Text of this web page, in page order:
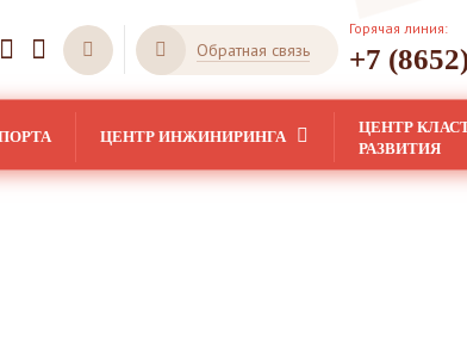
Обратная связь
Горячая линия:
+7
ЦЕНТР ИНЖИНИРИНГА
ЦЕНТР
РАЗВИТИЯ